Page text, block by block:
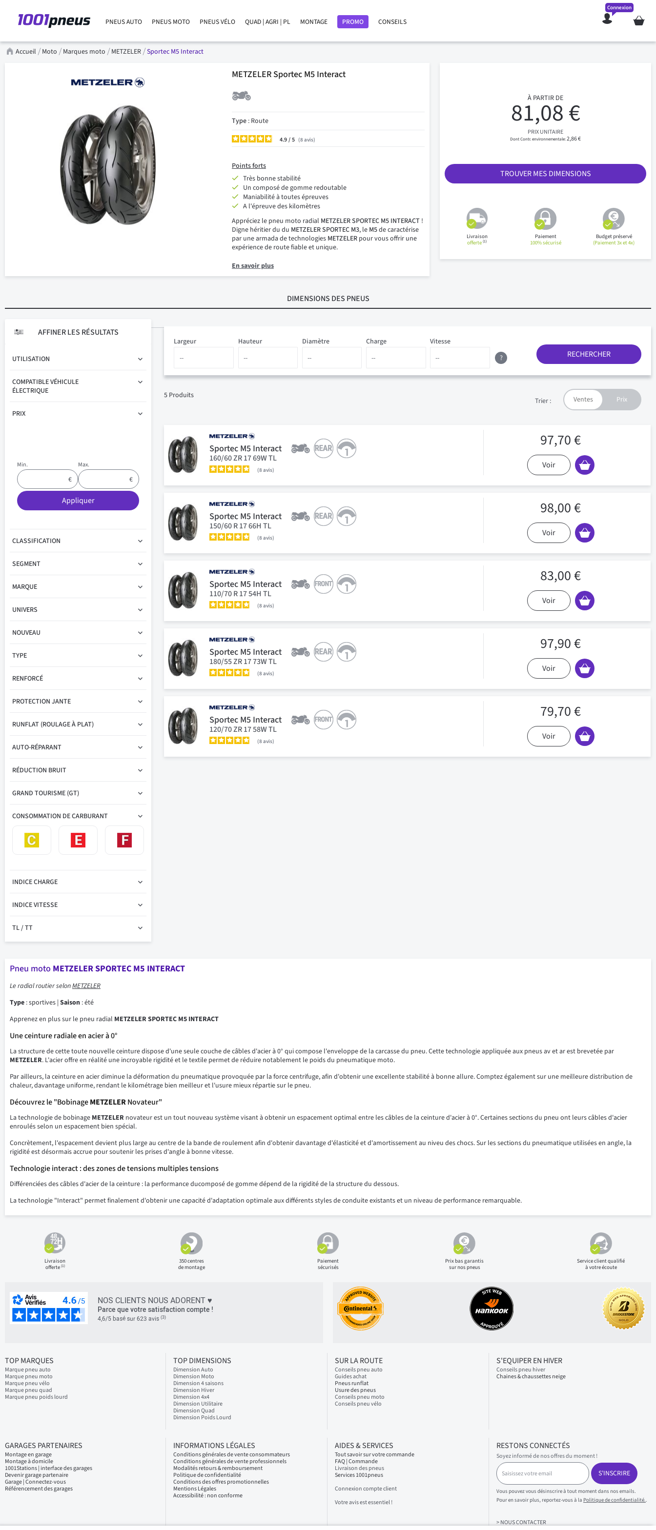
PNEUS AUTO PNEUS MOTO PNEUS VÉLO QUAD | AGRI | PL MONTAGE PROMO CONSEILS Mon
Connexion
Accueil Moto Marques moto METZELER Sportec M5 Interact
METZELER Sportec M5 Interact
Type: Route
4.9/ 8 avis
Points forts
Très bonne stabilité
Un composé de gomme redoutable
Maniabilité à toutes épreuves
A l'épreuve des kilomètres
Appréciez le pneu moto radial METZELER SPORTEC M5 INTERACT!
Digne héritier du du METZELER SPORTEC M3, le M5de caractérise
par une armada de technologies METZELERpour vous offrir une
expérience de route fiable et unique.
En savoir plus
À PARTIR DE
81,08 €
PRIX UNITAIRE
2,86 €
TROUVER MES DIMENSIONS
Livraison
offerte(1)
Paiement
100% sécurisé
Budget préservé
(Paiement 3x et 4x)
DIMENSIONS DES PNEUS
Diamètre
Hauteur Charge Vitesse
Largeur
?
RECHERCHER
5 Produits
Trier :
Sportec M5 Interact
160/60 ZR 17 69W TL
8avis
97,70 €
Voir
Sportec M5 Interact
150/60 R 17 66H TL
8avis
98,00 €
Voir
Sportec M5 Interact
110/70 R 17 54H TL
8avis
83,00 €
Voir
Sportec M5 Interact
180/55 ZR 17 73W TL
8avis
97,90 €
Voir
Sportec M5 Interact
120/70 ZR 17 58W TL
8avis
79,70 €
Voir
AFFINER LES RÉSULTATS
UTILISATION
COMPATIBLE VÉHICULE
ÉLECTRIQUE
PRIX
Min. Max.
Appliquer
CLASSIFICATION
SEGMENT
MARQUE
UNIVERS
NOUVEAU
TYPE
RENFORCÉ
PROTECTION JANTE
RUNFLAT (ROULAGE À PLAT)
AUTO-RÉPARANT
RÉDUCTION BRUIT
GRAND TOURISME (GT)
CONSOMMATION DE CARBURANT
INDICE CHARGE
INDICE VITESSE
TL / TT
Pneu moto METZELER SPORTEC M5 INTERACT
Le radial routier selonMETZELER
Type : sportives | Saison : été
Apprenez en plus sur le pneu radial METZELER SPORTEC M5 INTERACT
Une ceinture radiale en acier à 0°
La structure de cette toute nouvelle ceinture dispose d'une seule couche de câbles d'acier à 0° qui compose l'enveloppe de la carcasse du pneu. Cette technologie appliquée aux pneus av et ar est brevetée par
METZELER. L'acier offre en réalité une incroyable rigidité et le textile permet de réduire notablement le poids du pneumatique moto.
Par ailleurs, la ceinture en acier diminue la déformation du pneumatique provoquée par la force centrifuge, afin d'obtenir une excellente stabilité à bonne allure. Comptez également sur une meilleure distribution de
chaleur, davantage uniforme, rendant le kilométrage bien meilleur et l'usure mieux répartie sur le pneu.
Découvrez le "BobinageMETZELERNovateur"
La technologie de bobinage METZELER novateur est un tout nouveau système visant à obtenir un espacement optimal entre les câbles de la ceinture d'acier à 0°. Certaines sections du pneu ont leurs câbles d'acier
enroulés selon un espacement bien spécial.
Concrètement, l'espacement devient plus large au centre de la bande de roulement afin d'obtenir davantage d'élasticité et d'amortissement au niveu des chocs. Sur les sections du pneumatique utilisées en angle, la
rigidité est désormais accrue pour soutenir les prises d'angle à bonne vitesse.
Technologie interact : des zones de tensions multiples tensions
Différenciées des câbles d'acier de la ceinture : la performance ducomposé de gomme dépend de la rigidité de la structure du dessous.
La technologie "Interact" permet finalement d'obtenir une capacité d'adaptation optimale aux différents styles de conduite existants et un niveau de performance remarquable.
Livraison
offerte(1)
350 centres
de montage
Paiement
sécurisés
Prix basgarantis
sur nos pneus
Service client qualifié
à votre écoute
NOS CLIENTS NOUS ADORENT ♥
Parce que votre satisfaction compte !
4,6/5 basé sur 623 avis (3)
TOP MARQUES
Marque pneu auto
Marque pneu moto
Marque pneu vélo
Marque pneu quad
Marque pneu poids lourd
TOP DIMENSIONS
Dimension Auto
Dimension Moto
Dimension 4 saisons
Dimension Hiver
Dimension 4x4
Dimension Utilitaire
Dimension Quad
Dimension Poids Lourd
SUR LA ROUTE
Conseils pneu auto
Guides achat
Pneus runflat
Usure des pneus
Conseils pneu moto
Conseils pneu vélo
S'EQUIPER EN HIVER
Conseils pneu hiver
Chaines & chaussettes neige
GARAGES PARTENAIRES
Montage en garage
Montage à domicile
1001Stations | interface des garages
Devenir garage partenaire
Garage | Connectez-vous
Référencement des garages
INFORMATIONS LÉGALES
Conditions générales de vente consommateurs
Conditions générales de vente professionnels
Modalités retours & remboursement
Politique de confidentialité
Conditions des offres promotionnelles
Mentions Légales
Accessibilité : non conforme
AIDES & SERVICES
Tout savoir sur votre commande
FAQ | Commande
Livraison des pneus
Services 1001pneus
Connexion compte client
Votre avis est essentiel !
RESTONS CONNECTÉS
Soyez informé de nos offres du moment !
S
a
s
i
s
e
S'INSCRIRE
Vous pouvez vous désinscrire à tout moment dans nos emails.
Pour en savoir plus, reportez-vous à la Politique de confidentialité..
> NOUS CONTACTER